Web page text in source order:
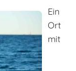
Ein
Ort
mit